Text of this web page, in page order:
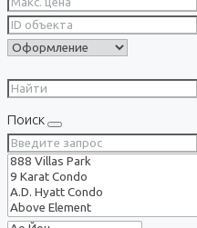
Поиск